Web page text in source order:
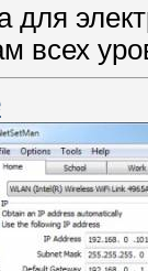
для
всех